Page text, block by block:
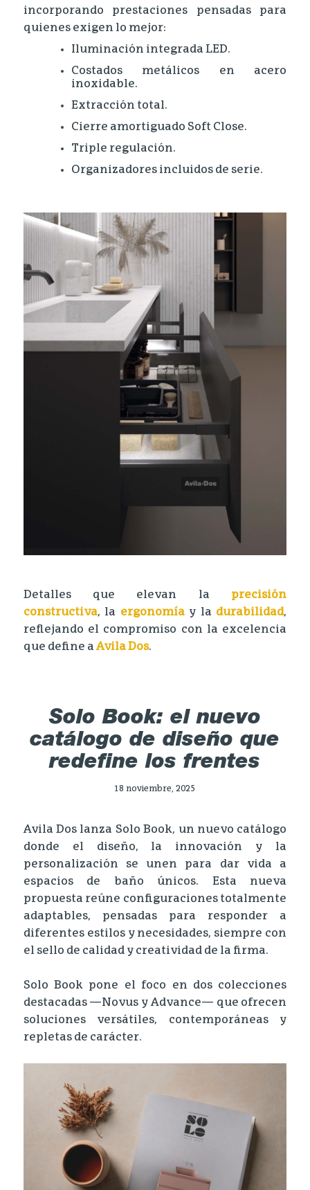
incorporando prestaciones pensadas para
quienes exigen lo mejor:
Iluminación integrada LED.
Costados metálicos en acero
inoxidable.
Extracción total.
Cierre amortiguado Soft Close.
Triple regulación.
Organizadores incluidos de serie.
Detalles que elevan la precisión
constructiva, la ergonomíay la durabilidad,
reflejando el compromiso con la excelencia
que define aAvila Dos.
Solo Book: el nuevo
catálogo de diseño que
redefine los frentes
18 noviembre, 2025
Avila Dos lanza Solo Book, un nuevo catálogo
donde el diseño, la innovación y la
personalización se unen para dar vida a
espacios de baño únicos. Esta nueva
propuesta reúne configuraciones totalmente
adaptables, pensadas para responder a
diferentes estilos y necesidades, siempre con
el sello de calidad y creatividad de la firma.
Solo Book pone el foco en dos colecciones
destacadas —Novus y Advance— que ofrecen
soluciones versátiles, contemporáneas y
repletas de carácter.